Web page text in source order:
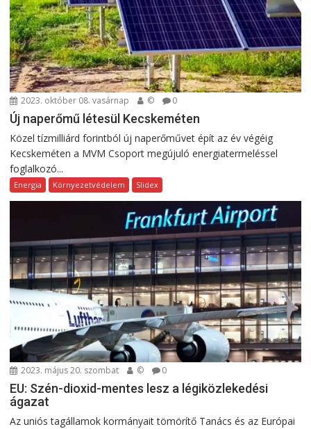
2023. október 08. vasárnap © 0
Új naperőmű létesül Kecskeméten
Közel tízmilliárd forintból új naperőművet épít az év végéig
Kecskeméten a MVM Csoport megújuló energiatermeléssel
foglalkozó...
Energia Környezetvédelem Slidex
2023. május 20. szombat © 0
EU: Szén-dioxid-mentes lesz a légiközlekedési
ágazat
Az uniós tagállamok kormányait tömörítő Tanács és az Európai